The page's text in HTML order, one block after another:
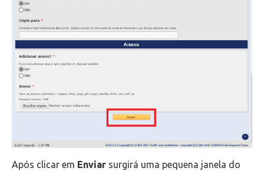
Após clicar em Enviar surgirá uma pequena janela do